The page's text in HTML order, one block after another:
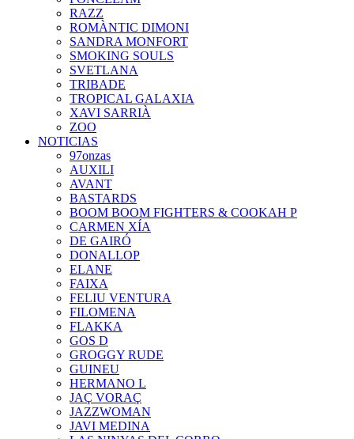
RAZZ
ROMÀNTIC DIMONI
SANDRA MONFORT
SMOKING SOULS
SVETLANA
TRIBADE
TROPICAL GALAXIA
XAVI SARRIÀ
ZOO
NOTICIAS
97onzas
AUXILI
AVANT
BASTARDS
BOOM BOOM FIGHTERS & COOKAH P
CARMEN XÍA
DE GAIRÓ
DONALLOP
ELANE
FAIXA
FELIU VENTURA
FILOMENA
FLAKKA
GOS D
GROGGY RUDE
GUINEU
HERMANO L
JAÇ VORAÇ
JAZZWOMAN
JAVI MEDINA